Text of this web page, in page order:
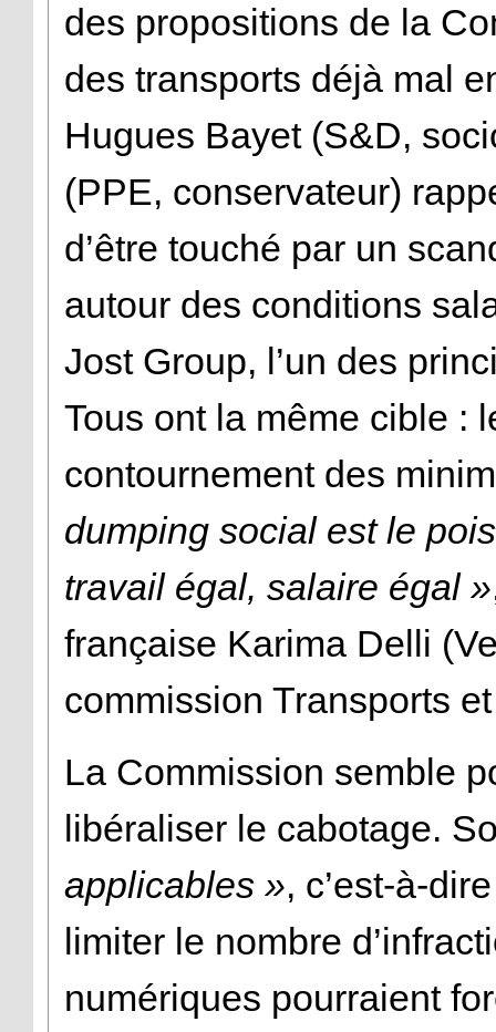
des propositions de la
des transports déjà mal
Hugues Bayet (S&D,
(PPE, conservateur)
d’être touché par un
autour des conditions
Jost Group, l’un des
Tous ont la même cible :
contournement des
dumping social est le
travail égal, salaire égal »
française Karima Delli
commission Transports
La Commission semble
libéraliser le cabotage.
applicables », c’est-à-
limiter le nombre
numériques pourraient